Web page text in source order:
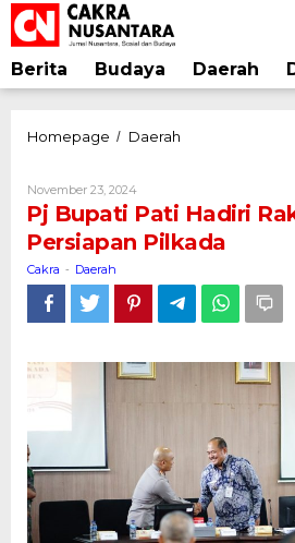
Lewati
ke
konten
Berita Budaya Daerah
Homepage / Daerah
Rakor
Desk
Pilkada
November 23, 2024Oleh
Cakra
Pj Bupati Pati Hadiri
Persiapan Pilkada
Cakra - Daerah